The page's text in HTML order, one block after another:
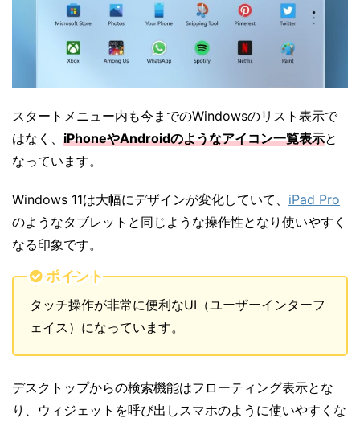
スタートメニュー内も今までのWindowsのリスト表示で
はなく、 iPhoneやAndroidのようなアイコン一覧表示と
なっています。
Windows 11は大幅にデザインが変化していて、 iPad Pro
のようなタブレットと同じような操作性となり使いやすく
なる印象です。
ポイント
タッチ操作が非常に便利なUI（ユーザーインターフ
ェイス）になっています。
デスクトップからの検索機能はフローティング表示とな
り、ウィジェットを呼び出しスマホのように使いやすくな